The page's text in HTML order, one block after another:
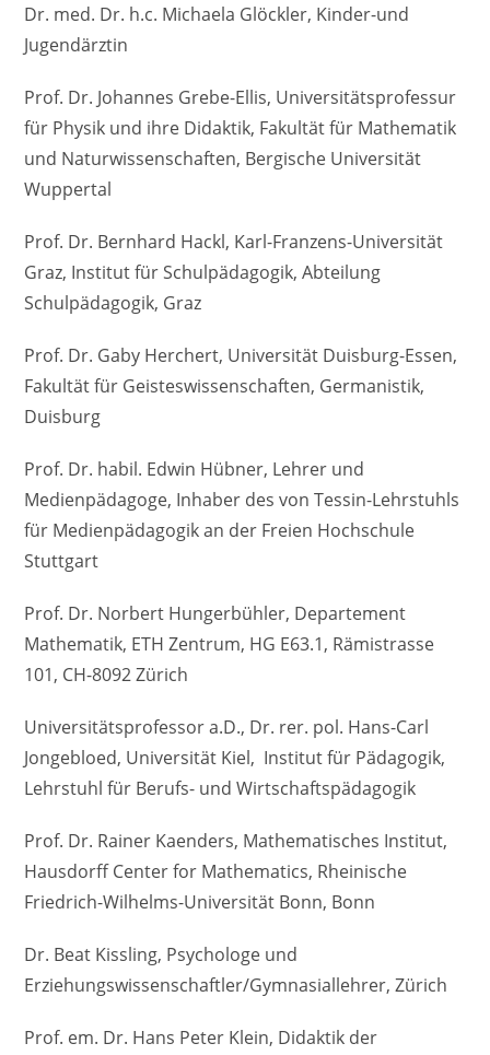
Dr. med. Dr. h.c. Michaela Glöckler, Kinder-und
Jugendärztin
Prof. Dr. Johannes Grebe-Ellis, Universitätsprofessur
für Physik und ihre Didaktik, Fakultät für Mathematik
und Naturwissenschaften, Bergische Universität
Wuppertal
Prof. Dr. Bernhard Hackl, Karl-Franzens-Universität
Graz, Institut für Schulpädagogik, Abteilung
Schulpädagogik, Graz
Prof. Dr. Gaby Herchert, Universität Duisburg-Essen,
Fakultät für Geisteswissenschaften, Germanistik,
Duisburg
Prof. Dr. habil. Edwin Hübner, Lehrer und
Medienpädagoge, Inhaber des von Tessin-Lehrstuhls
für Medienpädagogik an der Freien Hochschule
Stuttgart
Prof. Dr. Norbert Hungerbühler, Departement
Mathematik, ETH Zentrum, HG E63.1, Rämistrasse
101, CH-8092 Zürich
Universitätsprofessor a.D., Dr. rer. pol. Hans-Carl
Jongebloed, Universität Kiel, Institut für Pädagogik,
Lehrstuhl für Berufs- und Wirtschaftspädagogik
Prof. Dr. Rainer Kaenders, Mathematisches Institut,
Hausdorff Center for Mathematics, Rheinische
Friedrich-Wilhelms-Universität Bonn, Bonn
Dr. Beat Kissling, Psychologe und
Erziehungswissenschaftler/Gymnasiallehrer, Zürich
Prof. em. Dr. Hans Peter Klein, Didaktik der